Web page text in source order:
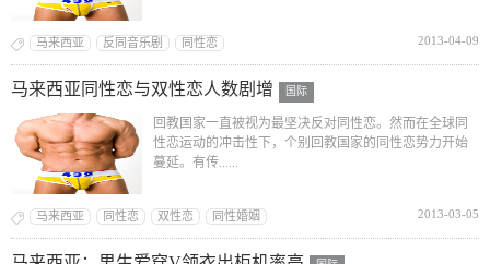
马来西亚 反同音乐剧 同性恋 2013-04-09
马来西亚同性恋与双性恋人数剧增 国际
回教国家一直被视为最坚决反对同性恋。然而在全球同
性恋运动的冲击性下，个别回教国家的同性恋势力开始
蔓延。有传......
马来西亚 同性恋 双性恋 同性婚姻 2013-03-05